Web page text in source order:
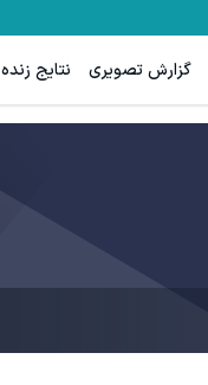
گزارش تصویری نتایج زنده